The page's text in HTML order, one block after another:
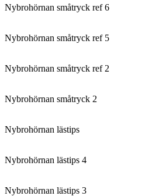
Nybrohörnan småtryck ref 6
Nybrohörnan småtryck ref 5
Nybrohörnan småtryck ref 2
Nybrohörnan småtryck 2
Nybrohörnan lästips
Nybrohörnan lästips 4
Nybrohörnan lästips 3